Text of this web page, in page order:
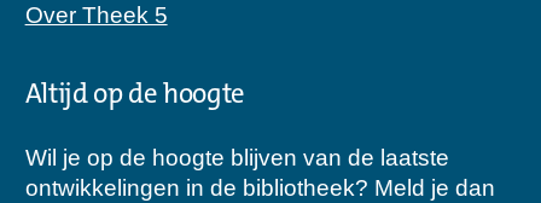
Over Theek 5
Altijd op de hoogte
Wil je op de hoogte blijven van de laatste
ontwikkelingen in de bibliotheek? Meld je dan